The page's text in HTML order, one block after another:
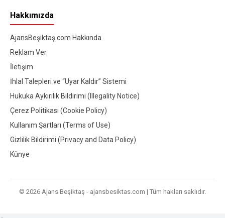
Hakkımızda
AjansBeşiktaş.com Hakkında
Reklam Ver
İletişim
İhlal Talepleri ve “Uyar Kaldır” Sistemi
Hukuka Aykırılık Bildirimi (Illegality Notice)
Çerez Politikası (Cookie Policy)
Kullanım Şartları (Terms of Use)
Gizlilik Bildirimi (Privacy and Data Policy)
Künye
© 2026 Ajans Beşiktaş - ajansbesiktas.com | Tüm hakları saklıdır.